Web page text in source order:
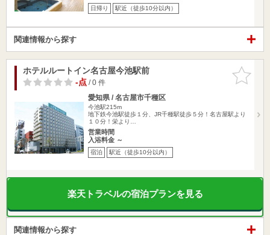
日帰り 駅近（徒歩10分以内）
関連情報から探す
お気に入
りに追加
ホテルルートイン名古屋今池駅前
-点/ 0 件
愛知県 / 名古屋市千種区
今池駅215m
地下鉄今池駅徒歩１分、JR千種駅徒歩５分！名古屋駅より
１０分！栄より…
営業時間
入浴料金 ～
宿泊 駅近（徒歩10分以内）
楽天トラベルの宿泊プランを見る
関連情報から探す